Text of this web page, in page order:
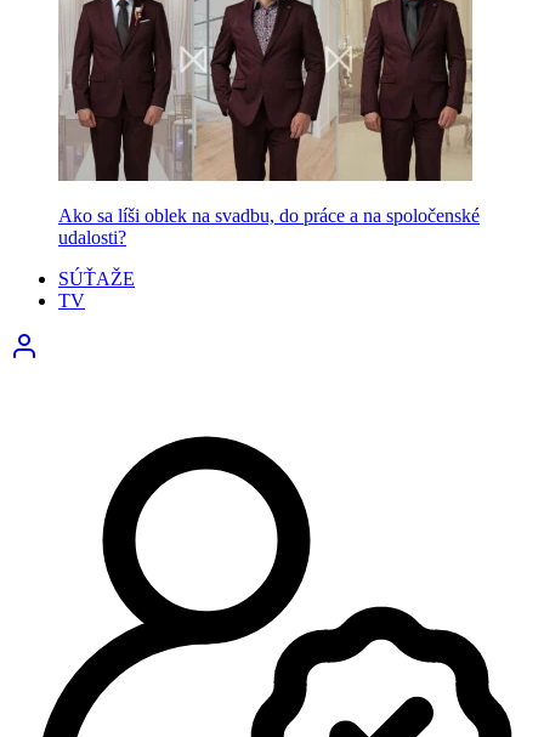
Ako sa líši oblek na svadbu, do práce a na spoločenské
udalosti?
SÚŤAŽE
TV